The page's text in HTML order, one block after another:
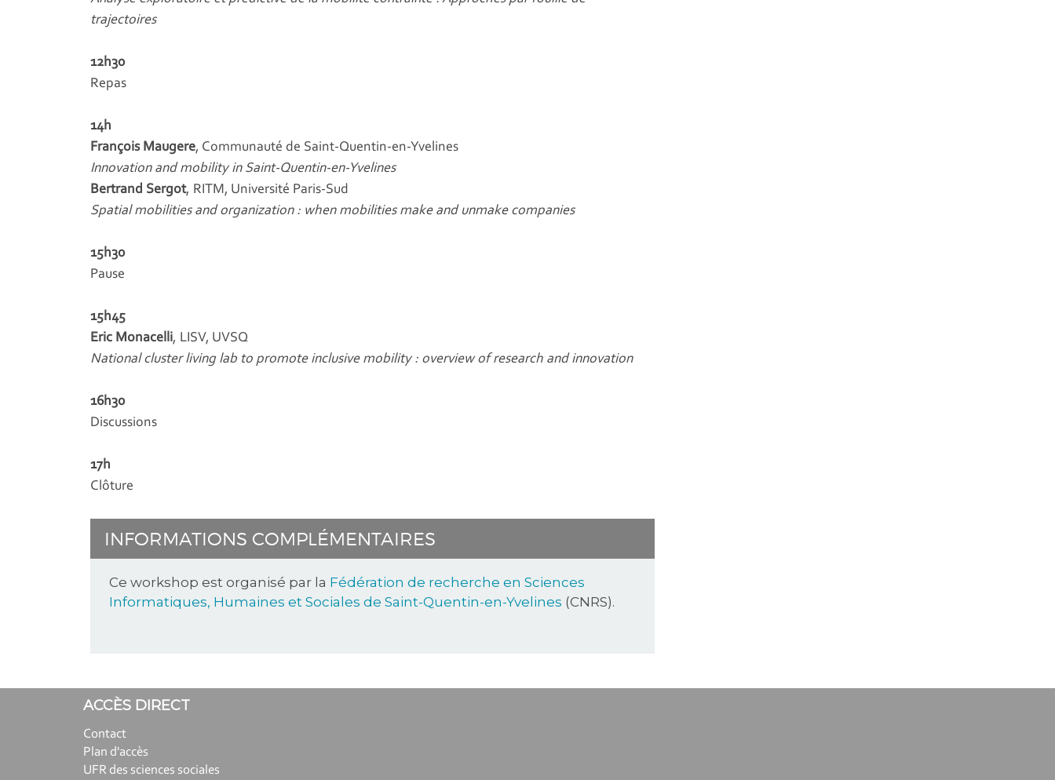
trajectoires
12h30
Repas
14h
François Maugere, Communauté de Saint-Quentin-en-Yvelines
Innovation and mobility in Saint-Quentin-en-Yvelines
Bertrand Sergot, RITM, Université Paris-Sud
Spatial mobilities and organization : when mobilities make and unmake companies
15h30
Pause
15h45
Eric Monacelli, LISV, UVSQ
National cluster living lab to promote inclusive mobility : overview of research and innovation
16h30
Discussions
17h
Clôture
INFORMATIONS COMPLÉMENTAIRES
Ce workshop est organisé par la Fédération de recherche en Sciences
Informatiques, Humaines et Sociales de Saint-Quentin-en-Yvelines (CNRS).
ACCÈS DIRECT
Contact
Plan d'accès
UFR des sciences sociales